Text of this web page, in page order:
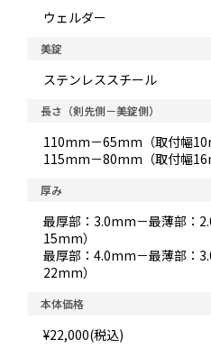
ウェルダー
美錠
ステンレススチール
長さ（剣先側－美錠側）
110mm－65mm（取付幅
115mm－80mm（取付幅
厚み
最厚部：3.0mm－最薄部：
15mm）
最厚部：4.0mm－最薄部：
22mm）
本体価格
¥22,000(税込)